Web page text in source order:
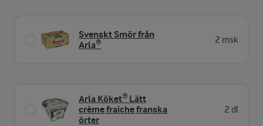
Svenskt Smör från
Arla®
2 msk
Arla Köket® Lätt
crème fraiche franska
örter
2 dl